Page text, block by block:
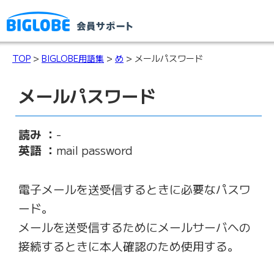
TOP > BIGLOBE用語集 > め > メールパスワード
メールパスワード
読み ： -
英語 ： mail password
電子メールを送受信するときに必要なパスワ
ード。
メールを送受信するためにメールサーバへの
接続するときに本人確認のため使用する。